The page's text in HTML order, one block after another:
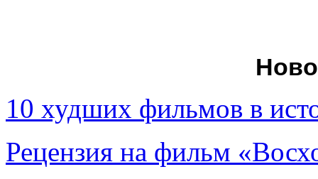
10 худших фильмов в
Рецензия на фильм